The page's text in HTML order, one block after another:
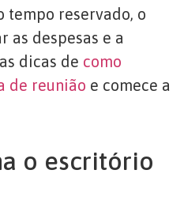
tempo reservado, o
as despesas e a
dicas de como
de reunião e comece a
o escritório